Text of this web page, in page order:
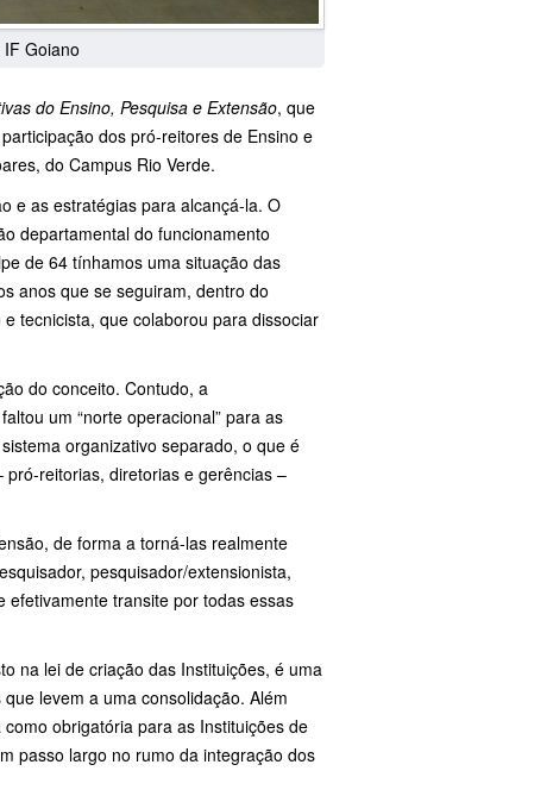
Goiano
do Ensino, Pesquisa e Extensão, que
dos pró-reitores de Ensino e
do Campus Rio Verde.
e as estratégias para alcançá-la. O
departamental do funcionamento
de 64 tínhamos uma situação das
anos que se seguiram, dentro do
tecnicista, que colaborou para dissociar
do conceito. Contudo, a
um “norte operacional” para as
organizativo separado, o que é
reitorias, diretorias e gerências –
de forma a torná-las realmente
pesquisador/extensionista,
efetivamente transite por todas essas
na lei de criação das Instituições, é uma
levem a uma consolidação. Além
obrigatória para as Instituições de
passo largo no rumo da integração dos